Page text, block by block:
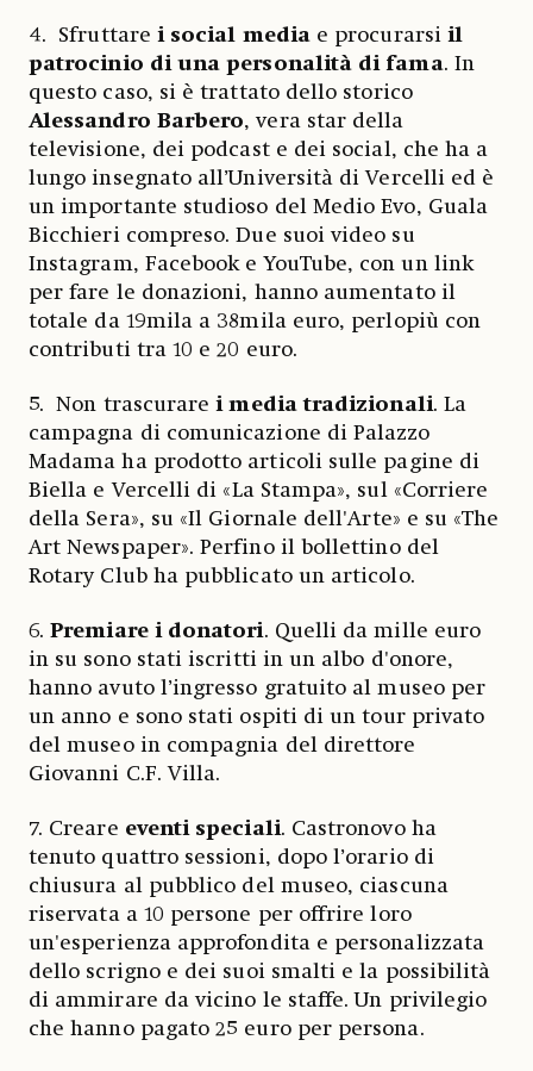
4. Sfruttare i social media e procurarsi il
patrocinio di una personalità di fama. In
questo caso, si è trattato dello storico
Alessandro Barbero, vera star della
televisione, dei podcast e dei social, che ha a
lungo insegnato all’Università di Vercelli ed è
un importante studioso del Medio Evo, Guala
Bicchieri compreso. Due suoi video su
Instagram, Facebook e YouTube, con un link
per fare le donazioni, hanno aumentato il
totale da 19mila a 38mila euro, perlopiù con
contributi tra 10 e 20 euro.
5. Non trascurarei media tradizionali. La
campagna di comunicazione di Palazzo
Madama ha prodotto articoli sulle pagine di
Biella e Vercelli di «La Stampa», sul «Corriere
della Sera», su «Il Giornale dell'Arte» e su «The
Art Newspaper». Perfino il bollettino del
Rotary Club ha pubblicato un articolo.
6.Premiare i donatori. Quelli da mille euro
in su sono stati iscritti in un albo d'onore,
hanno avuto l’ingresso gratuito al museo per
un anno e sono stati ospiti di un tour privato
del museo in compagnia del direttore
Giovanni C.F. Villa.
7. Creare eventi speciali. Castronovo ha
tenuto quattro sessioni, dopo l’orario di
chiusura al pubblico del museo, ciascuna
riservata a 10 persone per offrire loro
un'esperienza approfondita e personalizzata
dello scrigno e dei suoi smalti e la possibilità
di ammirare da vicino le staffe. Un privilegio
che hanno pagato 25 euro per persona.